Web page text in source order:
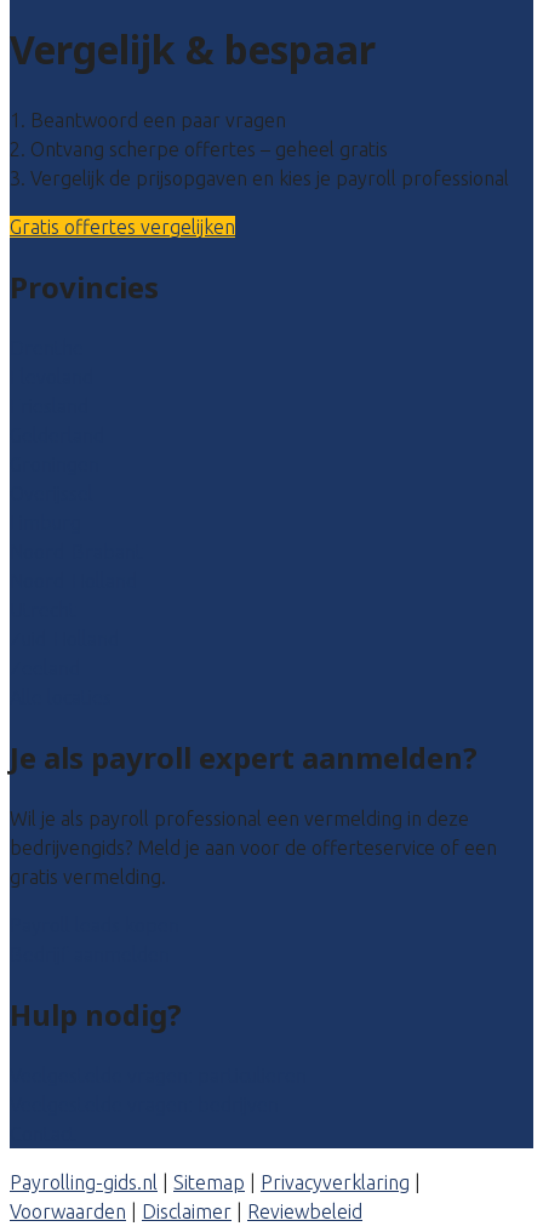
Vergelijk & bespaar
1. Beantwoord een paar vragen
2. Ontvang scherpe offertes – geheel gratis
3. Vergelijk de prijsopgaven en kies je payroll professional
Gratis offertes vergelijken
Provincies
Je als payroll expert aanmelden?
Wil je als payroll professional een vermelding in deze
bedrijvengids? Meld je aan voor de offerteservice of een
gratis vermelding.
Hulp nodig?
Payrolling-gids.nl Sitemap Privacyverklaring
Voorwaarden
Disclaimer Reviewbeleid